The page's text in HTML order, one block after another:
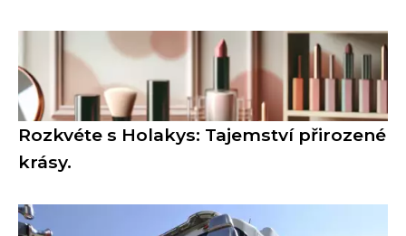
Rozkvéte s Holakys: Tajemství přirozené
krásy.